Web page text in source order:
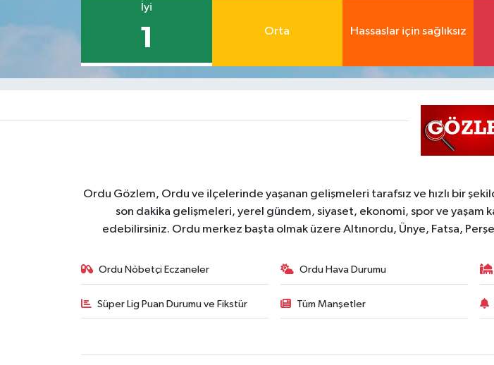
İyi
1 Orta Hassaslar için sağlıksız
Ordu Gözlem, Ordu ve ilçelerinde yaşanan gelişmeleri tarafsız ve hızlı bir
son dakika gelişmeleri, yerel gündem, siyaset, ekonomi, spor ve
edebilirsiniz. Ordu merkez başta olmak üzere Altınordu, Ünye, Fatsa,
Ordu Nöbetçi Eczaneler Ordu Hava Durumu
Süper Lig Puan Durumu ve Fikstür Tüm Manşetler